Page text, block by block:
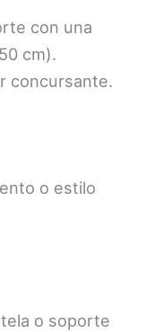
con una
cm).
concursante.
o estilo
o soporte